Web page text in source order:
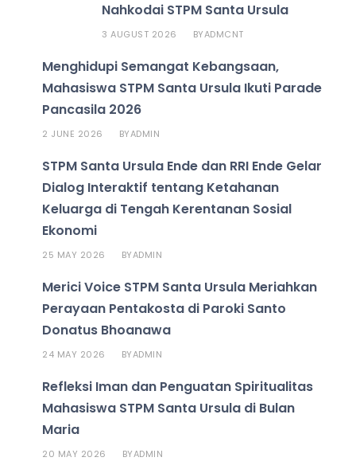
Nahkodai STPM Santa Ursula
3 AUGUST 2026 BYADMCNT
Menghidupi Semangat Kebangsaan,
Mahasiswa STPM Santa Ursula Ikuti Parade
Pancasila 2026
2 JUNE 2026 BYADMIN
STPM Santa Ursula Ende dan RRI Ende Gelar
Dialog Interaktif tentang Ketahanan
Keluarga di Tengah Kerentanan Sosial
Ekonomi
25 MAY 2026 BYADMIN
Merici Voice STPM Santa Ursula Meriahkan
Perayaan Pentakosta di Paroki Santo
Donatus Bhoanawa
24 MAY 2026 BYADMIN
Refleksi Iman dan Penguatan Spiritualitas
Mahasiswa STPM Santa Ursula di Bulan
Maria
20 MAY 2026 BYADMIN